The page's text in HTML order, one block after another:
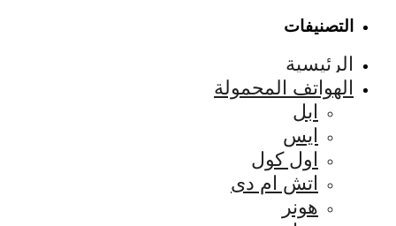
التصنيفات
الرئيسية
الهواتف المحمولة
ابل
ايس
اول كول
اتش ام دى
هونر